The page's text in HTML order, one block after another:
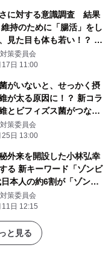
に対する意識調査 結果
持のために「腸活」をし
見た目も体も若い！？ 気
速度」を遅らせるカギ
にアリ！
策委員会
日 11:00
がいないと、せっかく摂
が太る原因に！？ 新コラ
とビフィズス菌がつな
ー”』を 4月25日にWEBサ
策委員会
日 13:00
外来を開設した小林弘幸
る 新キーワード「ゾンビ
本人の約6割が「ゾンビ
カラダの不調は、すべ
いだった！？ 「ゾンビ
記念し、対策メニューも
策委員会
日 12:15
と見る